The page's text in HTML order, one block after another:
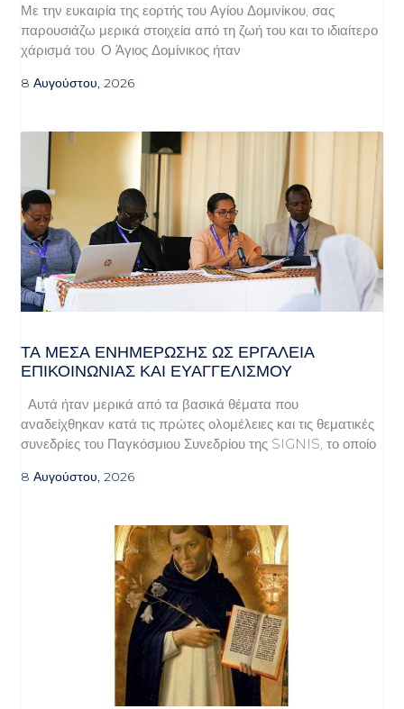
Με την ευκαιρία της εορτής του Αγίου Δομινίκου, σας
παρουσιάζω μερικά στοιχεία από τη ζωή του και το ιδιαίτερο
χάρισμά του. Ο Άγιος Δομίνικος ήταν
8 Αυγούστου, 2026
ΤΑ ΜΈΣΑ ΕΝΗΜΈΡΩΣΗΣ ΩΣ ΕΡΓΑΛΕΊΑ
ΕΠΙΚΟΙΝΩΝΊΑΣ ΚΑΙ ΕΥΑΓΓΕΛΙΣΜΟΎ
Αυτά ήταν μερικά από τα βασικά θέματα που
αναδείχθηκαν κατά τις πρώτες ολομέλειες και τις θεματικές
συνεδρίες του Παγκόσμιου Συνεδρίου της SIGNIS, το οποίο
8 Αυγούστου, 2026